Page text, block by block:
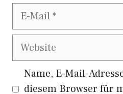
E-
Website
Name, E-Mail-
diesem Browser für